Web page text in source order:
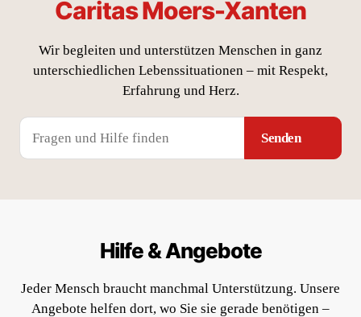
Caritas Moers-Xanten
Wir begleiten und unterstützen Menschen in ganz
unterschiedlichen Lebenssituationen – mit Respekt,
Erfahrung und Herz.
Senden
Hilfe & Angebote
Jeder Mensch braucht manchmal Unterstützung. Unsere
Angebote helfen dort, wo Sie sie gerade benötigen –